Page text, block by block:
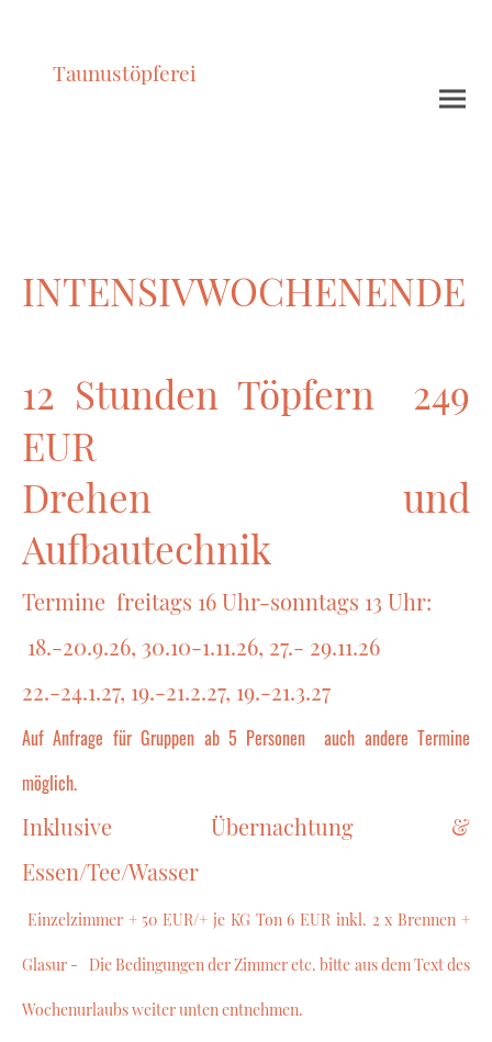
Taunustöpferei
INTENSIVWOCHENENDE
12 Stunden Töpfern 249
EUR
Drehen und
Aufbautechnik
Termine freitags 16 Uhr-sonntags 13 Uhr:
18.-20.9.26, 30.10-1.11.26, 27.- 29.11.26
22.-24.1.27, 19.-21.2.27, 19.-21.3.27
Auf Anfrage für Gruppen ab 5 Personen auch andere Termine
möglich.
Inklusive Übernachtung &
Essen/Tee/Wasser
Einzelzimmer + 50 EUR/+ je KG Ton 6 EUR inkl. 2 x Brennen +
Glasur - Die Bedingungen der Zimmer etc. bitte aus dem Text des
Wochenurlaubs weiter unten entnehmen.